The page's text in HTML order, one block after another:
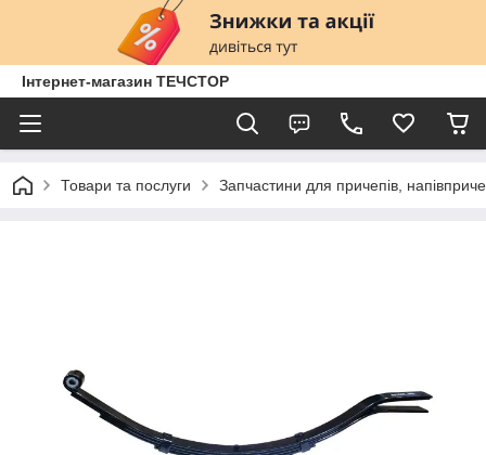
Інтернет-магазин ТЕЧСТОР
Товари та послуги Запчастини для причепів,